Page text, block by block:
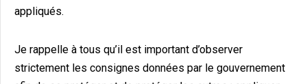
appliqués.
Je rappelle à tous qu’il est important d’observer
strictement les consignes données par le gouvernement